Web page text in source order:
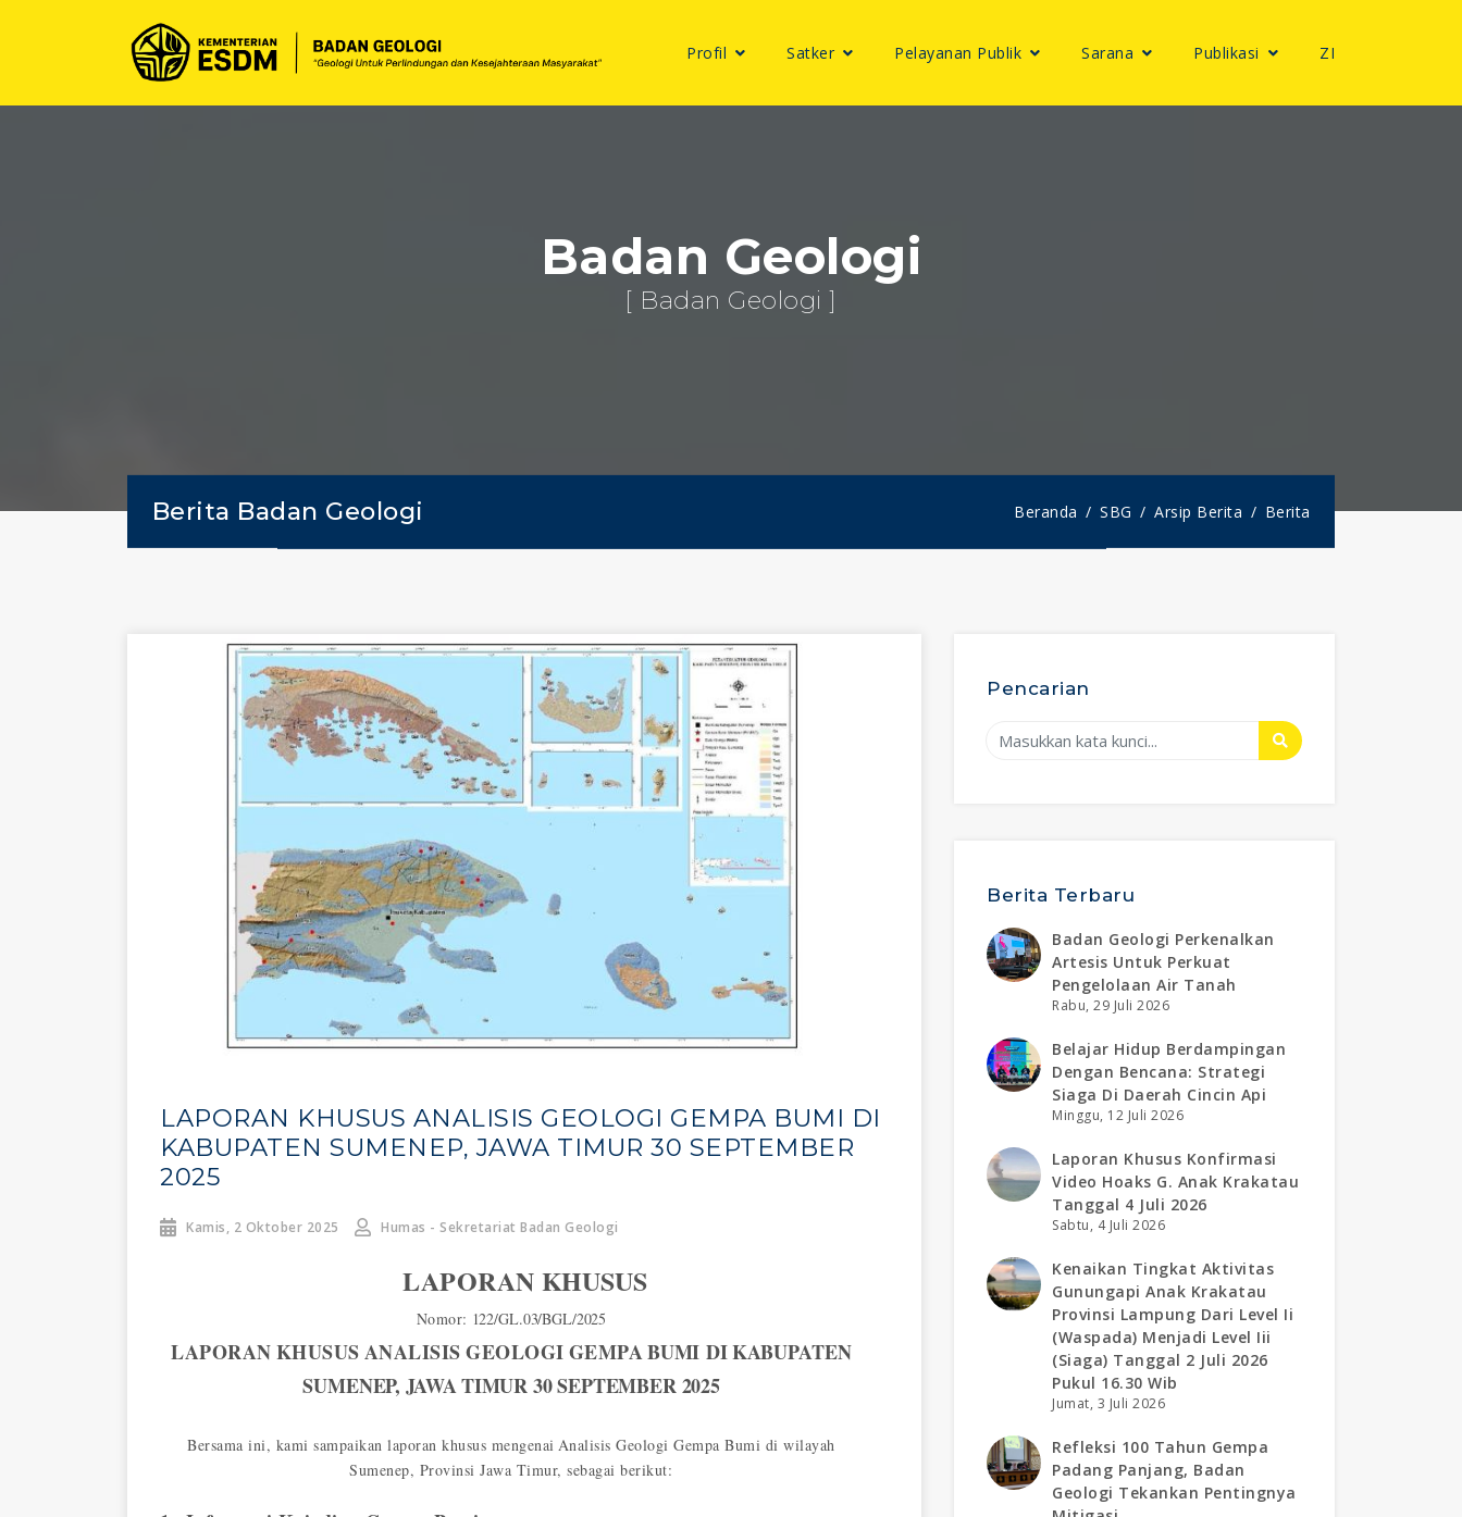
Profil Satker Pelayanan Publik Sarana Publikasi ZI
Badan Geologi
[ Badan Geologi ]
Berita Badan Geologi Beranda SBG Arsip Berita Berita
LAPORAN KHUSUS ANALISIS GEOLOGI GEMPA BUMI DI
KABUPATEN SUMENEP, JAWA TIMUR 30 SEPTEMBER
2025
Kamis, 2 Oktober 2025 Humas - Sekretariat Badan Geologi
LAPORAN KHUSUS
Nomor: 122/GL.03/BGL/2025
LAPORANKHUSUSANALISISGEOLOGIGEMPABUMI DIKABUPATEN
SUMENEP, JAWATIMUR30SEPTEMBER2025
Bersama ini, kami sampaikan laporan khusus mengenai Analisis Geologi Gempa Bumi di wilayah
Sumenep, Provinsi Jawa Timur, sebagai berikut:
Pencarian
Berita Terbaru
Badan Geologi Perkenalkan
Artesis Untuk Perkuat
Pengelolaan Air Tanah
Rabu, 29 Juli 2026
Belajar Hidup Berdampingan
Dengan Bencana: Strategi
Siaga Di Daerah Cincin Api
Minggu, 12 Juli 2026
Laporan Khusus Konfirmasi
Video Hoaks G. Anak Krakatau
Tanggal 4 Juli 2026
Sabtu, 4 Juli 2026
Kenaikan Tingkat Aktivitas
Gunungapi Anak Krakatau
Provinsi Lampung Dari Level Ii
(waspada) Menjadi Level Iii
(siaga) Tanggal 2 Juli 2026
Pukul 16.30 Wib
Jumat, 3 Juli 2026
Refleksi 100 Tahun Gempa
Padang Panjang, Badan
Geologi Tekankan Pentingnya